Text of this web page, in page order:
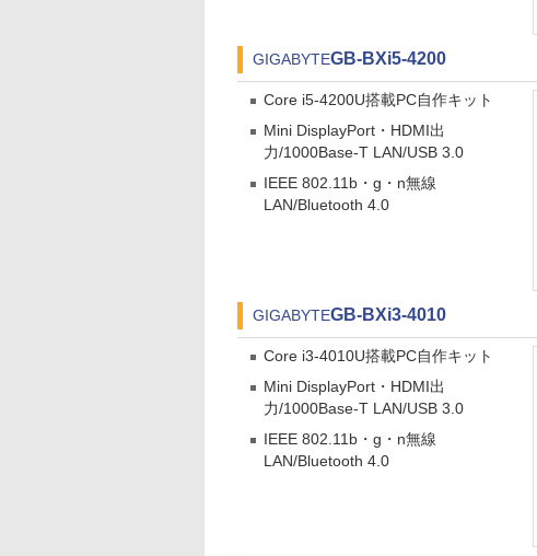
GIGABYTEGB-BXi5-4200
Core i5-4200U搭載PC自作キット
Mini DisplayPort・HDMI出
力/1000Base-T LAN/USB 3.0
IEEE 802.11b・g・n無線
LAN/Bluetooth 4.0
GIGABYTEGB-BXi3-4010
Core i3-4010U搭載PC自作キット
Mini DisplayPort・HDMI出
力/1000Base-T LAN/USB 3.0
IEEE 802.11b・g・n無線
LAN/Bluetooth 4.0